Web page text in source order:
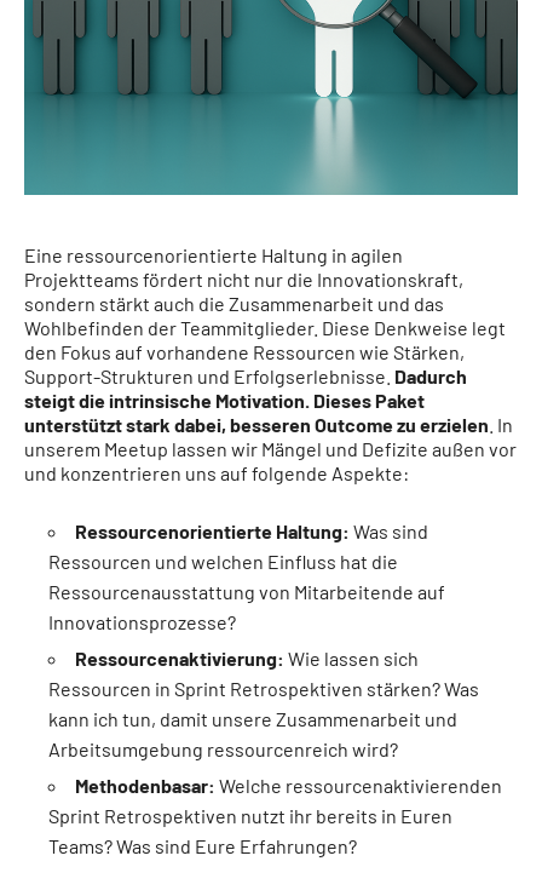
Eine ressourcenorientierte Haltung in agilen
Projektteams fördert nicht nur die Innovationskraft,
sondern stärkt auch die Zusammenarbeit und das
Wohlbefinden der Teammitglieder. Diese Denkweise legt
den Fokus auf vorhandene Ressourcen wie Stärken,
Support-Strukturen und Erfolgserlebnisse. Dadurch
steigt die intrinsische Motivation. Dieses Paket
unterstützt stark dabei, besseren Outcome zu erzielen . In
unserem Meetup lassen wir Mängel und Defizite außen vor
und konzentrieren uns auf folgende Aspekte:
Ressourcenorientierte Haltung: Was sind
Ressourcen und welchen Einfluss hat die
Ressourcenausstattung von Mitarbeitende auf
Innovationsprozesse?
Ressourcenaktivierung: Wie lassen sich
Ressourcen in Sprint Retrospektiven stärken? Was
kann ich tun, damit unsere Zusammenarbeit und
Arbeitsumgebung ressourcenreich wird?
Methodenbasar: Welche ressourcenaktivierenden
Sprint Retrospektiven nutzt ihr bereits in Euren
Teams? Was sind Eure Erfahrungen?